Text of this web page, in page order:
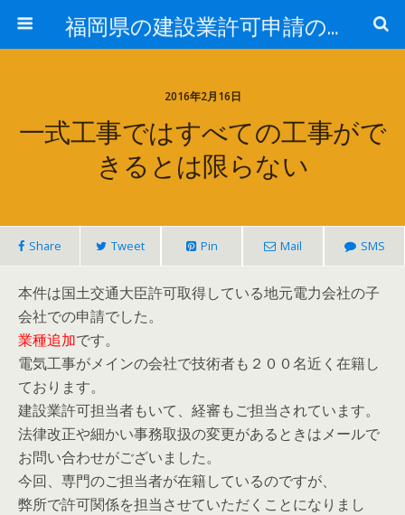
福岡県の建設業許可申請のことなら福岡建設業許可サポートセンター
2016年2月16日
一式工事ではすべての工事がで
きるとは限らない
Share Tweet Pin Mail SMS
本件は国土交通大臣許可取得している地元電力会社の子
会社での申請でした。
業種追加です。
電気工事がメインの会社で技術者も２００名近く在籍し
ております。
建設業許可担当者もいて、経審もご担当されています。
法律改正や細かい事務取扱の変更があるときはメールで
お問い合わせがございました。
今回、専門のご担当者が在籍しているのですが、
弊所で許可関係を担当させていただくことになりまし